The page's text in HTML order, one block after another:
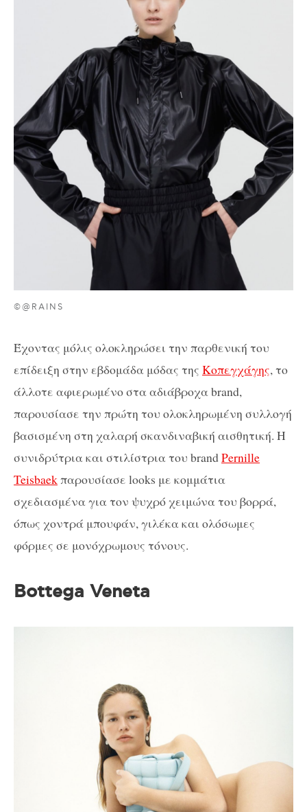
©@RAINS
Έχοντας μόλις ολοκληρώσει την παρθενική του
επίδειξη στην εβδομάδα μόδας της Κοπεγχάγης, το
άλλοτε αφιερωμένο στα αδιάβροχα brand,
παρουσίασε την πρώτη του ολοκληρωμένη συλλογή
βασισμένη στη χαλαρή σκανδιναβική αισθητική. Η
συνιδρύτρια και στιλίστρια του brandPernille
Teisbaekπαρουσίασε looks με κομμάτια
σχεδιασμένα για τον ψυχρό χειμώνα του βορρά,
όπως χοντρά μπουφάν, γιλέκα και ολόσωμες
φόρμες σε μονόχρωμους τόνους.
Bottega Veneta